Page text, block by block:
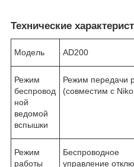
Технические
Модель AD200
Режим
беспровод
ной
ведомой
вспышки
Режим передачи
(совместим с
Режим
работы
Беспроводное
управление